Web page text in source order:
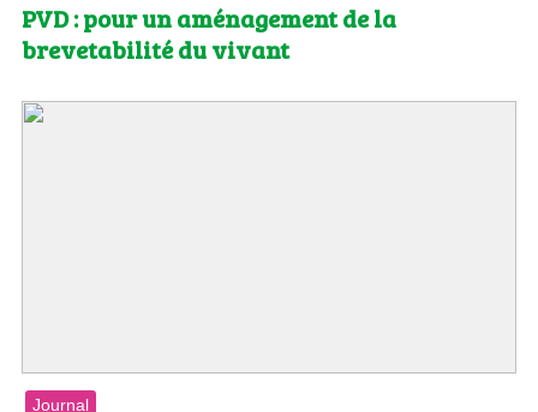
PVD : pour un aménagement de la
brevetabilité du vivant
Journal